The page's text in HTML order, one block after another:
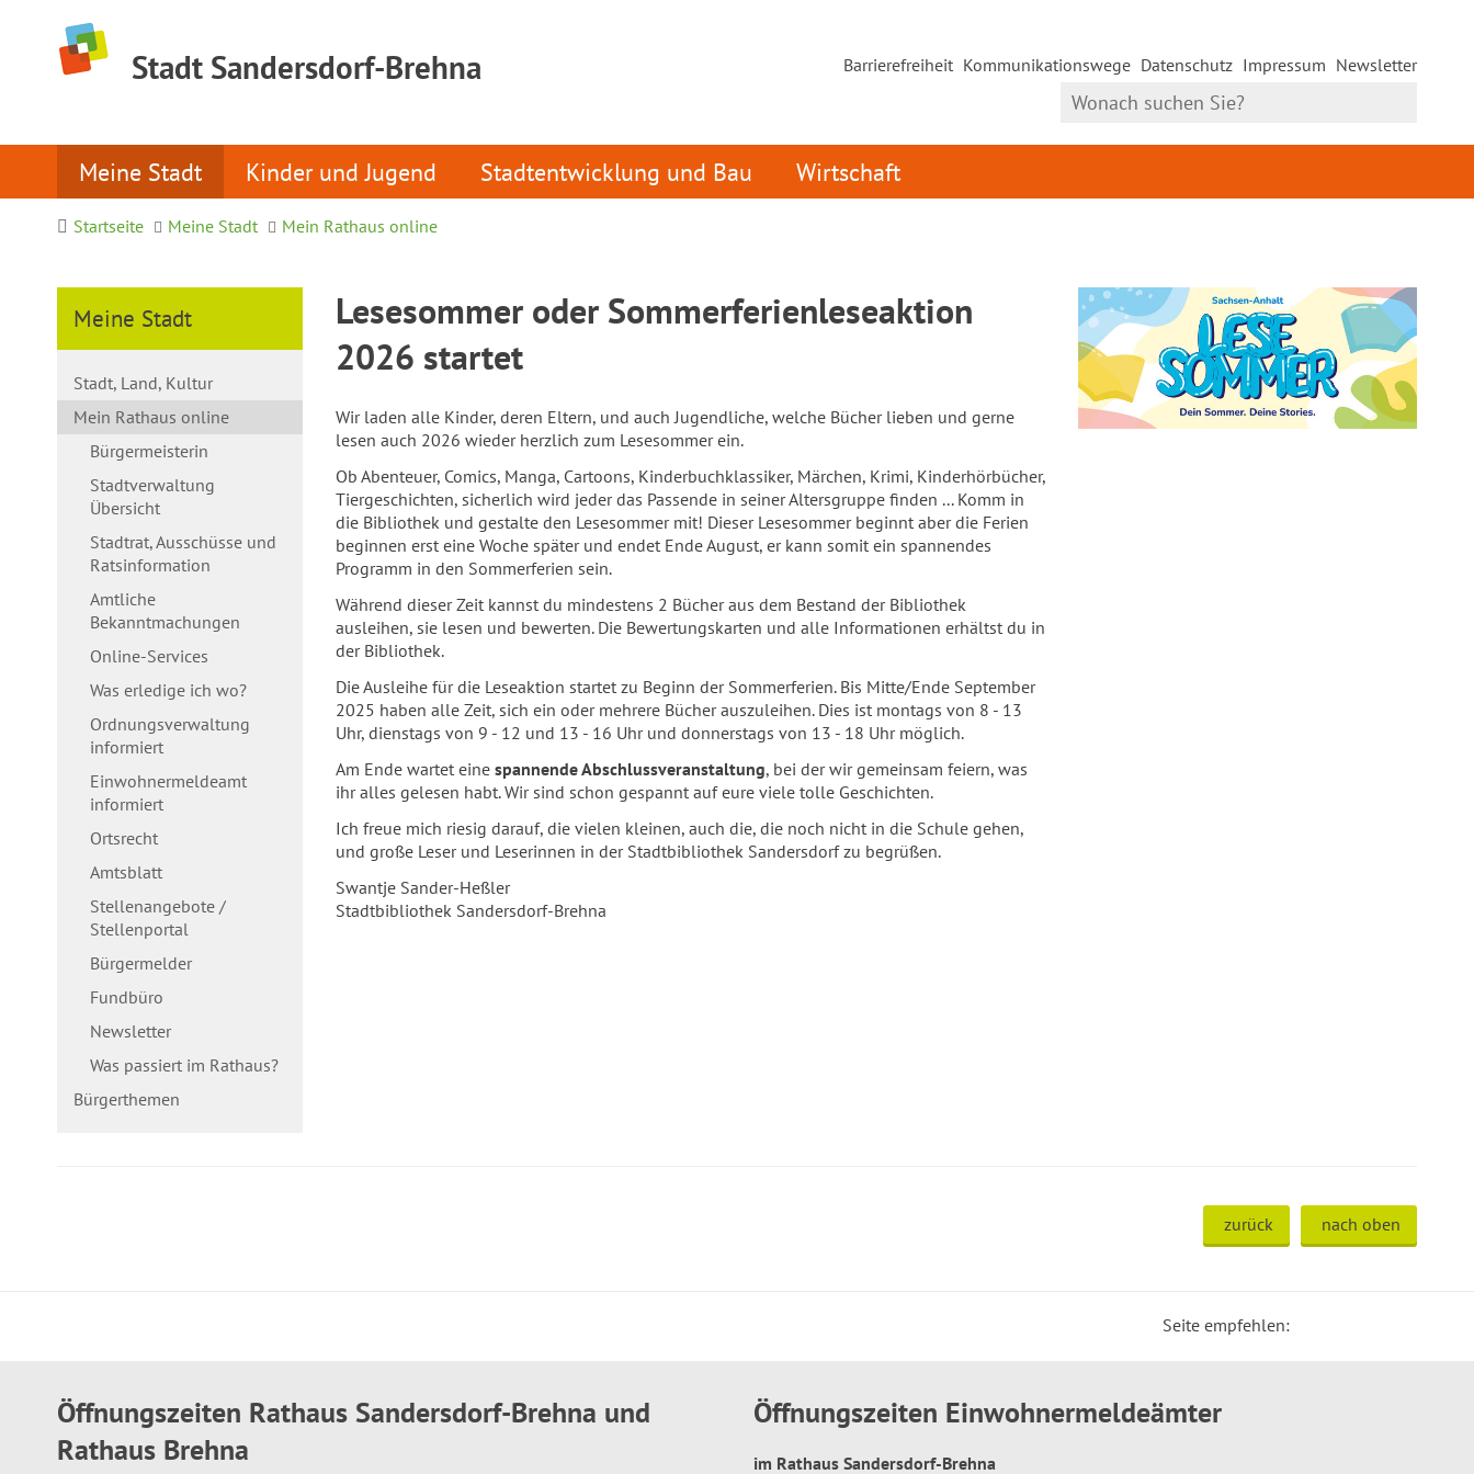
Stadt Sandersdorf-Brehna Barrierefreiheit Kommunikationswege Datenschutz Impressum Newsletter
Meine Stadt Kinder und Jugend Stadtentwicklung und Bau Wirtschaft
Startseite Meine Stadt Mein Rathaus online
Meine Stadt
Stadt, Land, Kultur
Mein Rathaus online
Bürgermeisterin
Stadtverwaltung
Übersicht
Stadtrat, Ausschüsse und
Ratsinformation
Amtliche
Bekanntmachungen
Online-Services
Was erledige ich wo?
Ordnungsverwaltung
informiert
Einwohnermeldeamt
informiert
Ortsrecht
Amtsblatt
Stellenangebote /
Stellenportal
Bürgermelder
Fundbüro
Newsletter
Was passiert im Rathaus?
Bürgerthemen
Lesesommer oder Sommerferienleseaktion
2026 startet
Wir laden alle Kinder, deren Eltern, und auch Jugendliche, welche Bücher lieben und gerne
lesen auch 2026 wieder herzlich zum Lesesommer ein.
Ob Abenteuer, Comics, Manga, Cartoons, Kinderbuchklassiker, Märchen, Krimi, Kinderhörbücher,
Tiergeschichten, sicherlich wird jeder das Passende in seiner Altersgruppe finden ... Komm in
die Bibliothek und gestalte den Lesesommer mit! Dieser Lesesommer beginnt aber die Ferien
beginnen erst eine Woche später und endet Ende August, er kann somit ein spannendes
Programm in den Sommerferien sein.
Während dieser Zeit kannst du mindestens 2 Bücher aus dem Bestand der Bibliothek
ausleihen, sie lesen und bewerten. Die Bewertungskarten und alle Informationen erhältst du in
der Bibliothek.
Die Ausleihe für die Leseaktion startet zu Beginn der Sommerferien. Bis Mitte/Ende September
2025 haben alle Zeit, sich ein oder mehrere Bücher auszuleihen. Dies ist montags von 8 - 13
Uhr, dienstags von 9 - 12 und 13 - 16 Uhr und donnerstags von 13 - 18 Uhr möglich.
Am Ende wartet eine spannende Abschlussveranstaltung, bei der wir gemeinsam feiern, was
ihr alles gelesen habt. Wir sind schon gespannt auf eure viele tolle Geschichten.
Ich freue mich riesig darauf, die vielen kleinen, auch die, die noch nicht in die Schule gehen,
und große Leser und Leserinnen in der Stadtbibliothek Sandersdorf zu begrüßen.
Swantje Sander-Heßler
Stadtbibliothek Sandersdorf-Brehna
zurück nach oben
Seite empfehlen:
Öffnungszeiten Rathaus Sandersdorf-Brehna und
Rathaus Brehna
Öffnungszeiten Einwohnermeldeämter
im Rathaus Sandersdorf-Brehna